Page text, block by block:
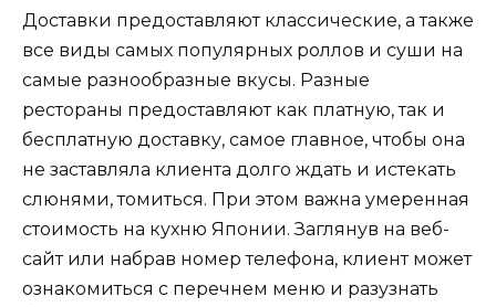
Доставки предоставляют классические, а также
все виды самых популярных роллов и суши на
самые разнообразные вкусы. Разные
рестораны предоставляют как платную, так и
бесплатную доставку, самое главное, чтобы она
не заставляла клиента долго ждать и истекать
слюнями, томиться. При этом важна умеренная
стоимость на кухню Японии. Заглянув на веб-
сайт или набрав номер телефона, клиент может
ознакомиться с перечнем меню и разузнать